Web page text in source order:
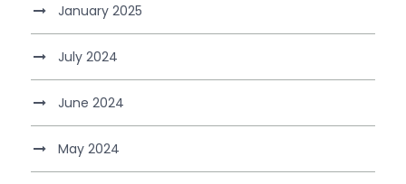
January 2025
July 2024
June 2024
May 2024